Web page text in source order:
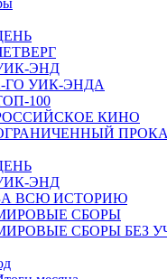
ЭНД
ГО УИК-ЭНДА
100
КИНО
ЭНД
ВСЮ ИСТОРИЮ
СБОРЫ
СБОРЫ БЕЗ